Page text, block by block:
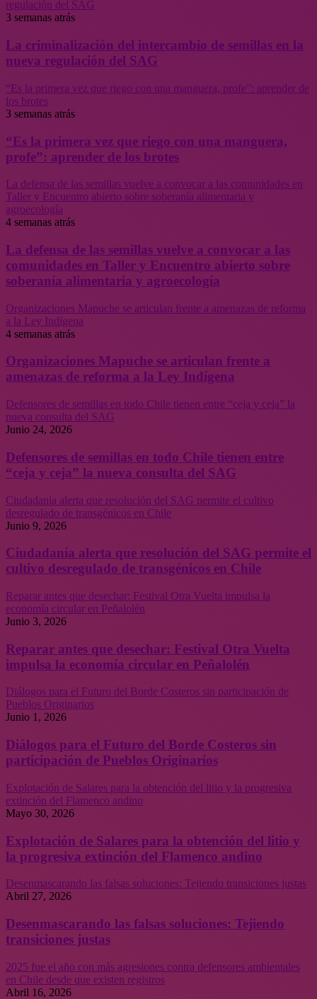
regulación del SAG
3 semanas atrás
La criminalización del intercambio de semillas en la
nueva regulación del SAG
“Es la primera vez que riego con una manguera, profe”: aprender de
los brotes
3 semanas atrás
“Es la primera vez que riego con una manguera,
profe”: aprender de los brotes
La defensa de las semillas vuelve a convocar a las comunidades en
Taller y Encuentro abierto sobre soberanía alimentaria y
agroecología
4 semanas atrás
La defensa de las semillas vuelve a convocar a las
comunidades en Taller y Encuentro abierto sobre
soberanía alimentaria y agroecología
Organizaciones Mapuche se articulan frente a amenazas de reforma
a la Ley Indígena
4 semanas atrás
Organizaciones Mapuche se articulan frente a
amenazas de reforma a la Ley Indígena
Defensores de semillas en todo Chile tienen entre “ceja y ceja” la
nueva consulta del SAG
Junio 24, 2026
Defensores de semillas en todo Chile tienen entre
“ceja y ceja” la nueva consulta del SAG
Ciudadanía alerta que resolución del SAG permite el cultivo
desregulado de transgénicos en Chile
Junio 9, 2026
Ciudadanía alerta que resolución del SAG permite el
cultivo desregulado de transgénicos en Chile
Reparar antes que desechar: Festival Otra Vuelta impulsa la
economía circular en Peñalolén
Junio 3, 2026
Reparar antes que desechar: Festival Otra Vuelta
impulsa la economía circular en Peñalolén
Diálogos para el Futuro del Borde Costeros sin participación de
Pueblos Originarios
Junio 1, 2026
Diálogos para el Futuro del Borde Costeros sin
participación de Pueblos Originarios
Explotación de Salares para la obtención del litio y la progresiva
extinción del Flamenco andino
Mayo 30, 2026
Explotación de Salares para la obtención del litio y
la progresiva extinción del Flamenco andino
Desenmascarando las falsas soluciones: Tejiendo transiciones justas
Abril 27, 2026
Desenmascarando las falsas soluciones: Tejiendo
transiciones justas
2025 fue el año con más agresiones contra defensores ambientales
en Chile desde que existen registros
Abril 16, 2026